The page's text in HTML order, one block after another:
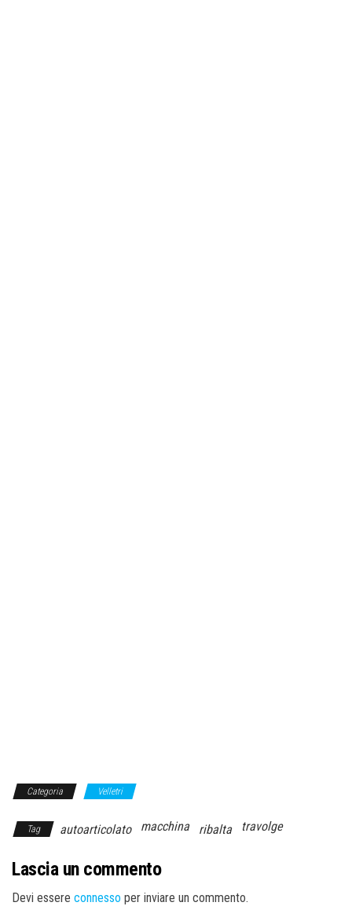
Categoria Velletri
Tag autoarticolato macchina ribalta travolge
Lascia un commento
Devi essere connesso per inviare un commento.